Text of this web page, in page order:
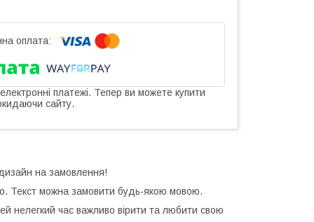
платежі. Тепер ви можете купити
сайту.
на замовлення!
Текст можна замовити будь-якою мовою.
нелегкий час важливо вірити та любити свою